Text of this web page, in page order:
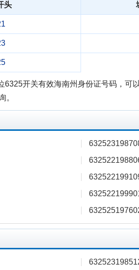
头
开关有效海南州身份证号码，
。